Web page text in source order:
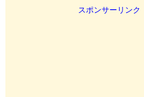
スポンサーリンク